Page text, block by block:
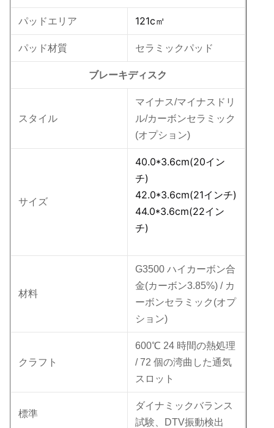
パッドエリア 121c㎡
パッド材質 セラミックパッド
ブレーキディスク
スタイル
マイナス/マイナスドリ
ル/カーボンセラミック
(オプション)
サイズ
40.0*3.6cm(20イン
チ)
42.0*3.6cm(21インチ)
44.0*3.6cm(22イン
チ)
材料
G3500 ハイカーボン合
金(カーボン3.85%) / カ
ーボンセラミック(オプ
ション)
クラフト
600℃ 24 時間の熱処理
/ 72 個の湾曲した通気
スロット
標準
ダイナミックバランス
試験、DTV振動検出